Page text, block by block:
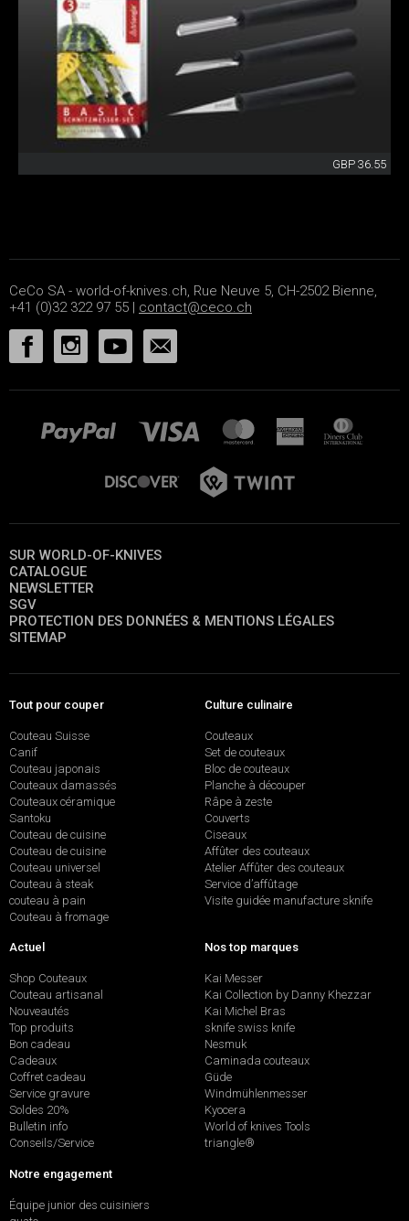
GBP 36.55
CeCo SA - world-of-knives.ch, Rue Neuve 5, CH-2502 Bienne,
+41 (0)32 322 97 55 | contact@ceco.ch
SUR WORLD-OF-KNIVES
CATALOGUE
NEWSLETTER
SGV
PROTECTION DES DONNÉES & MENTIONS LÉGALES
SITEMAP
Tout pour couper
Couteau Suisse
Canif
Couteau japonais
Couteaux damassés
Couteaux céramique
Santoku
Couteau de cuisine
Couteau de cuisine
Couteau universel
Couteau à steak
couteau à pain
Couteau à fromage
Culture culinaire
Couteaux
Set de couteaux
Bloc de couteaux
Planche à découper
Râpe à zeste
Couverts
Ciseaux
Affûter des couteaux
Atelier Affûter des couteaux
Service d’affûtage
Visite guidée manufacture sknife
Actuel
Shop Couteaux
Couteau artisanal
Nouveautés
Top produits
Bon cadeau
Cadeaux
Coffret cadeau
Service gravure
Soldes 20%
Bulletin info
Conseils/Service
Nos top marques
Kai Messer
Kai Collection by Danny Khezzar
Kai Michel Bras
sknife swiss knife
Nesmuk
Caminada couteaux
Güde
Windmühlenmesser
Kyocera
World of knives Tools
triangle®
Notre engagement
Équipe junior des cuisiniers